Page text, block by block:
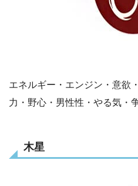
エネルギー・エンジン・意欲
力・野心・男性性・やる気・
木星